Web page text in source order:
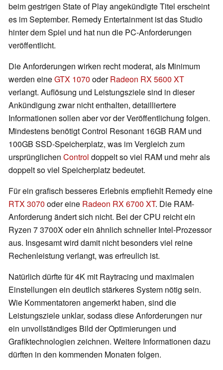
beim gestrigen State of Play angekündigte Titel erscheint
es im September. Remedy Entertainment ist das Studio
hinter dem Spiel und hat nun die PC-Anforderungen
veröffentlicht.
Die Anforderungen wirken recht moderat, als Minimum
werden eineGTX 1070 oderRadeon RX 5600 XT
verlangt. Auflösung und Leistungsziele sind in dieser
Ankündigung zwar nicht enthalten, detailliertere
Informationen sollen aber vor der Veröffentlichung folgen.
Mindestens benötigt Control Resonant 16GB RAM und
100GB SSD-Speicherplatz, was im Vergleich zum
ursprünglichen Control doppelt so viel RAM und mehr als
doppelt so viel Speicherplatz bedeutet.
Für ein grafisch besseres Erlebnis empfiehlt Remedy eine
RTX 3070 oder eine Radeon RX 6700 XT. Die RAM-
Anforderung ändert sich nicht. Bei der CPU reicht ein
Ryzen 7 3700X oder ein ähnlich schneller Intel-Prozessor
aus. Insgesamt wird damit nicht besonders viel reine
Rechenleistung verlangt, was erfreulich ist.
Natürlich dürfte für 4K mit Raytracing und maximalen
Einstellungen ein deutlich stärkeres System nötig sein.
Wie Kommentatoren angemerkt haben, sind die
Leistungsziele unklar, sodass diese Anforderungen nur
ein unvollständiges Bild der Optimierungen und
Grafiktechnologien zeichnen. Weitere Informationen dazu
dürften in den kommenden Monaten folgen.